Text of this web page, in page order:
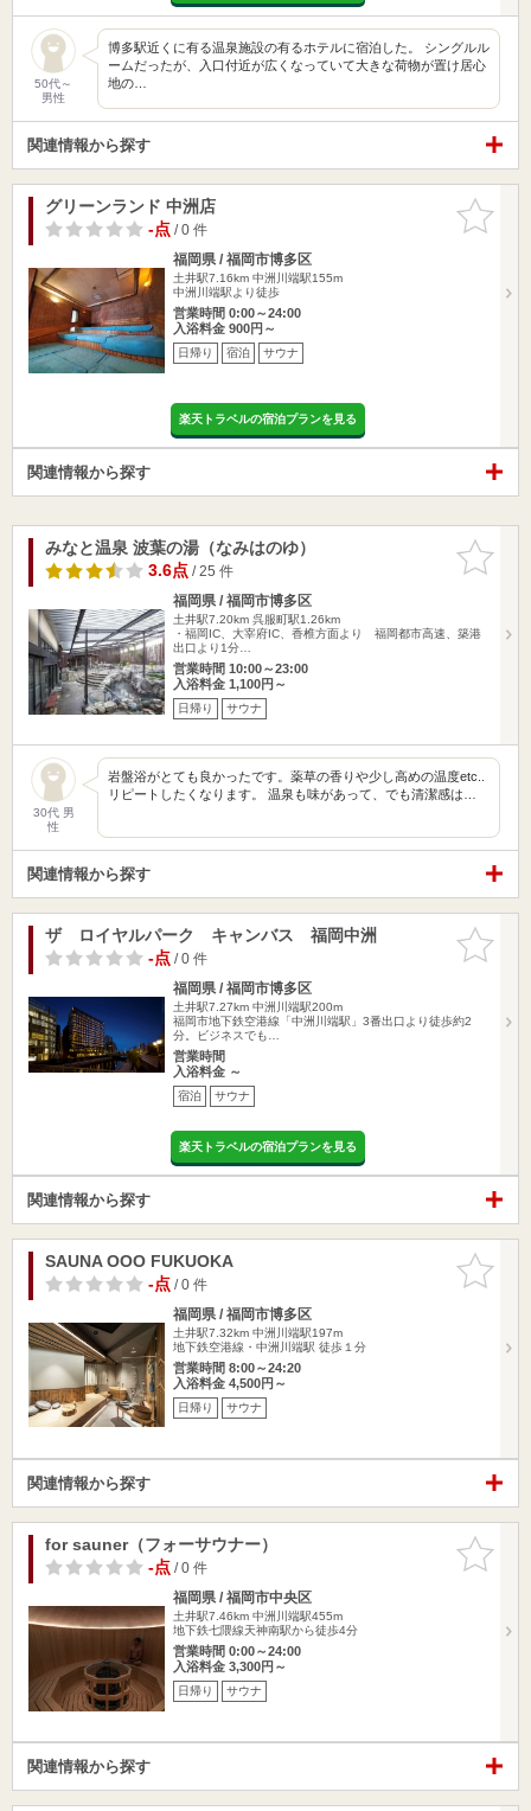
50代～
男性
博多駅近くに有る温泉施設の有るホテルに宿泊した。 シングルル
ームだったが、入口付近が広くなっていて大きな荷物が置け居心
地の…
関連情報から探す
お気に入
りに追加
グリーンランド 中洲店
-点/ 0 件
福岡県 / 福岡市博多区
土井駅7.16km 中洲川端駅155m
中洲川端駅より徒歩
営業時間 0:00～24:00
入浴料金 900円～
日帰り 宿泊 サウナ
楽天トラベルの宿泊プランを見る
関連情報から探す
お気に入
りに追加
みなと温泉 波葉の湯（なみはのゆ）
3.6点/ 25 件
福岡県 / 福岡市博多区
土井駅7.20km 呉服町駅1.26km
・福岡IC、大宰府IC、香椎方面より 福岡都市高速、築港
出口より1分…
営業時間 10:00～23:00
入浴料金 1,100円～
日帰り サウナ
30代 男
性
岩盤浴がとても良かったです。薬草の香りや少し高めの温度etc..
リピートしたくなります。 温泉も味があって、でも清潔感は…
関連情報から探す
お気に入
りに追加
ザ ロイヤルパーク キャンバス 福岡中洲
-点/ 0 件
福岡県 / 福岡市博多区
土井駅7.27km 中洲川端駅200m
福岡市地下鉄空港線「中洲川端駅」3番出口より徒歩約2
分。ビジネスでも…
営業時間
入浴料金 ～
宿泊 サウナ
楽天トラベルの宿泊プランを見る
関連情報から探す
お気に入
りに追加
SAUNA OOO FUKUOKA
-点/ 0 件
福岡県 / 福岡市博多区
土井駅7.32km 中洲川端駅197m
地下鉄空港線・中洲川端駅 徒歩１分
営業時間 8:00～24:20
入浴料金 4,500円～
日帰り サウナ
関連情報から探す
お気に入
りに追加
for sauner（フォーサウナー）
-点/ 0 件
福岡県 / 福岡市中央区
土井駅7.46km 中洲川端駅455m
地下鉄七隈線天神南駅から徒歩4分
営業時間 0:00～24:00
入浴料金 3,300円～
日帰り サウナ
関連情報から探す